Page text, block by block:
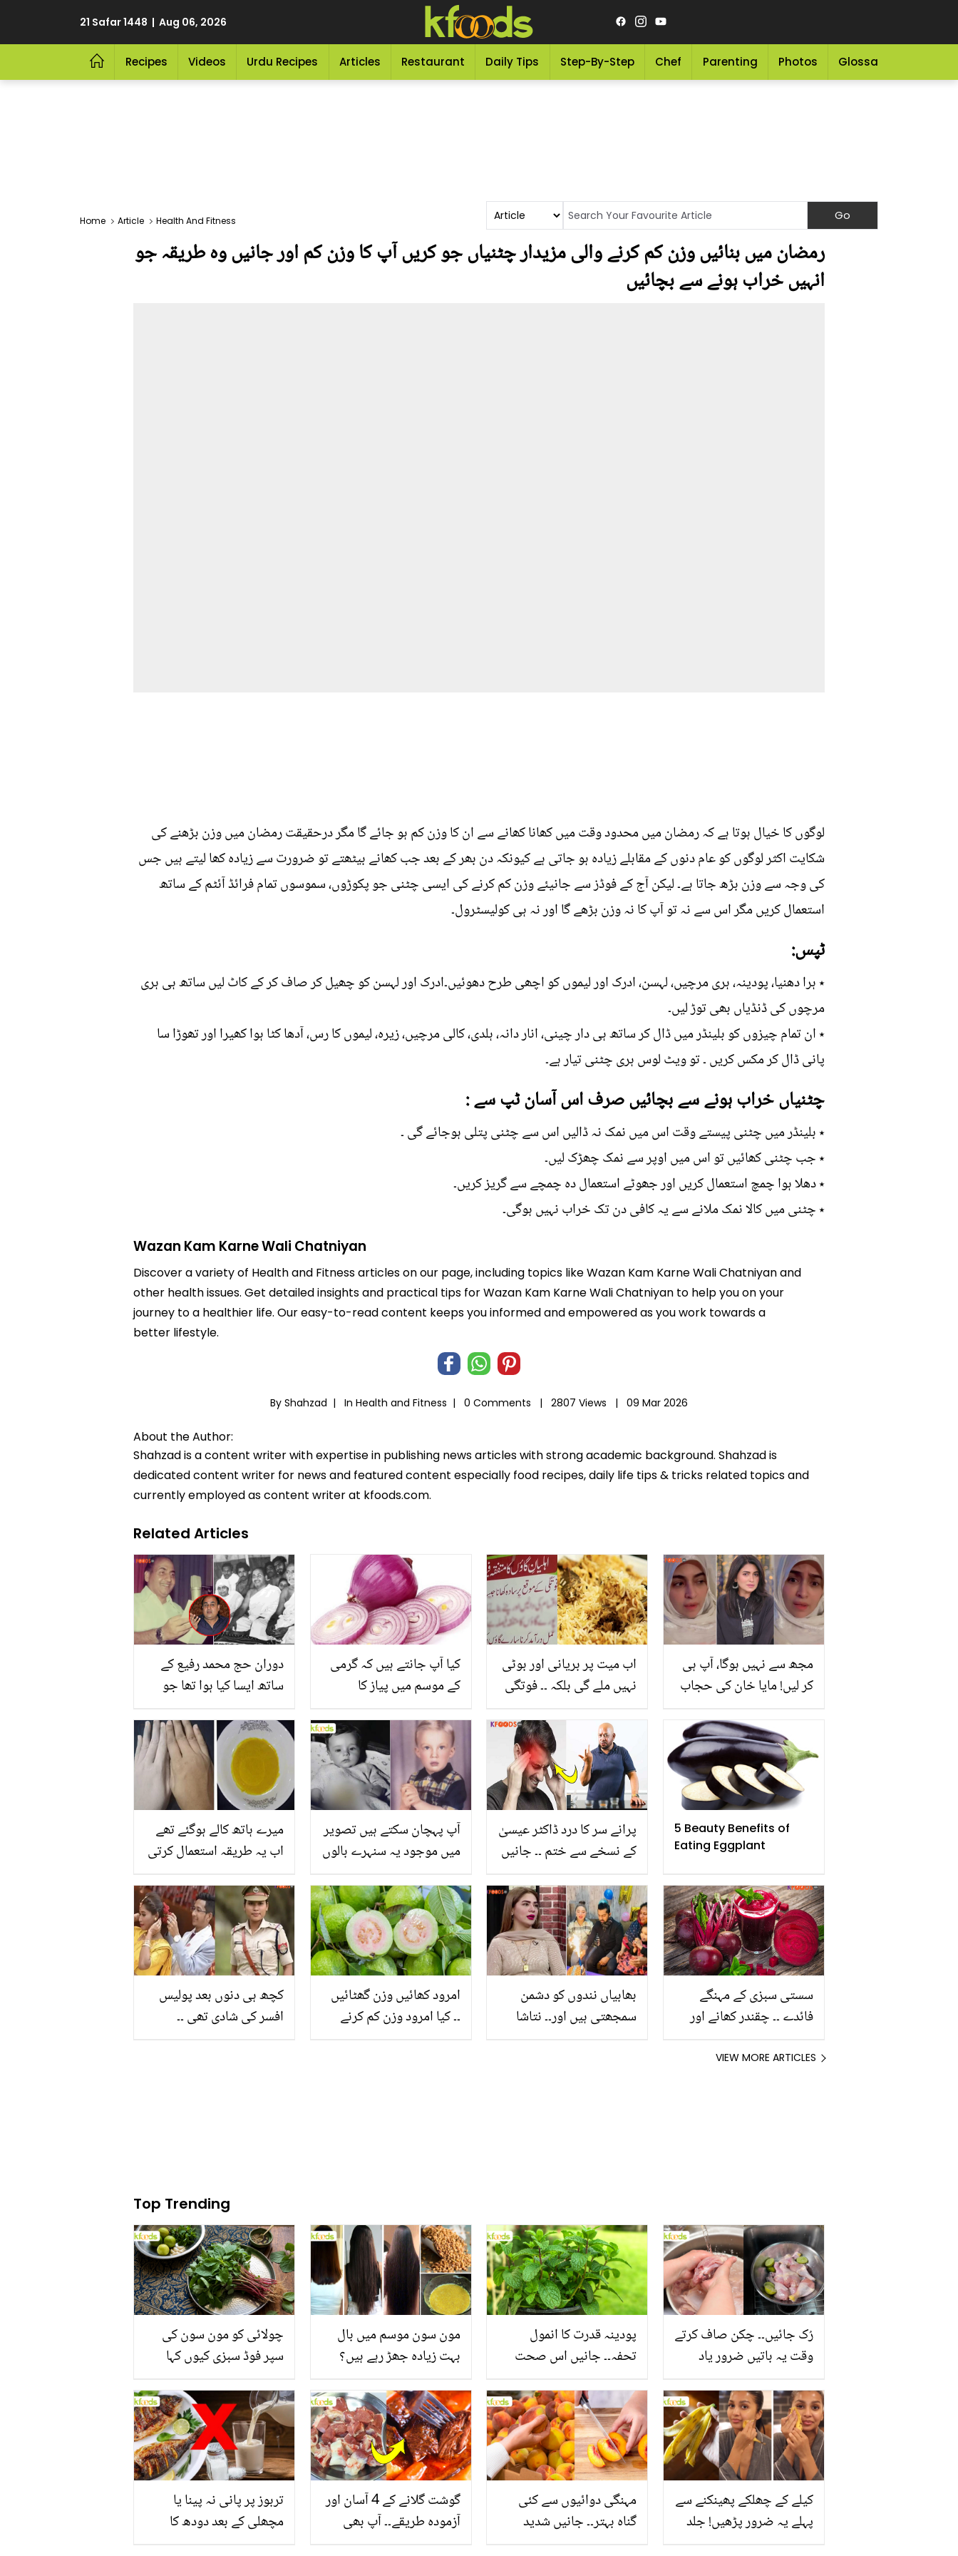
21 Safar 1448 | Aug 06, 2026
Recipes Videos Urdu Recipes Articles Restaurant Daily Tips Step-By-Step Chef Parenting Photos Glossary
Home Article Health And Fitness
رمضان میں بنائیں وزن کم کرنے والی مزیدار چٹنیاں جو کریں آپ کا وزن کم اور جانیں وہ طریقہ جو
انہیں خراب ہونے سے بچائیں
لوگوں کا خیال ہوتا ہے کہ رمضان میں محدود وقت میں کھانا کھانے سے ان کا وزن کم ہو جائے گا مگر درحقیقت رمضان میں وزن بڑھنے کی
شکایت اکثر لوگوں کو عام دنوں کے مقابلے زیادہ ہو جاتی ہے کیونکہ دن بھر کے بعد جب کھانے بیٹھتے تو ضرورت سے زیادہ کھا لیتے ہیں جس
کی وجہ سے وزن بڑھ جاتا ہے۔ لیکن آج کے فوڈز سے جانیئے وزن کم کرنے کی ایسی چٹنی جو پکوڑوں، سموسوں تمام فرائڈ آئٹم کے ساتھ
استعمال کریں مگر اس سے نہ تو آپ کا نہ وزن بڑھے گا اور نہ ہی کولیسٹرول۔
ٹپس:
٭ ہرا دھنیا، پودینہ، ہری مرچیں، لہسن، ادرک اور لیموں کو اچھی طرح دھوئیں۔ادرک اور لہسن کو چھیل کر صاف کر کے کاٹ لیں ساتھ ہی ہری
مرچوں کی ڈنڈیاں بھی توڑ لیں۔
٭ ان تمام چیزوں کو بلینڈر میں ڈال کر ساتھ ہی دار چینی، انار دانہ، ہلدی، کالی مرچیں، زیرہ، لیموں کا رس، آدھا کٹا ہوا کھیرا اور تھوڑا سا
پانی ڈال کر مکس کریں ۔ تو ویٹ لوس ہری چٹنی تیار ہے۔
چٹنیاں خراب ہونے سے بچائیں صرف اس آسان ٹپ سے :
٭ بلینڈر میں چٹنی پیستے وقت اس میں نمک نہ ڈالیں اس سے چٹنی پتلی ہوجائے گی ۔
٭ جب چٹنی کھائیں تو اس میں اوپر سے نمک چھڑک لیں۔
٭ دھلا ہوا چمچ استعمال کریں اور جھوٹے استعمال دہ چمچے سے گریز کریں۔
٭ چٹنی میں کالا نمک ملانے سے یہ کافی دن تک خراب نہیں ہوگی۔
Wazan Kam Karne Wali Chatniyan
Discover a variety of Health and Fitness articles on our page, including topics like Wazan Kam Karne Wali Chatniyan and
other health issues. Get detailed insights and practical tips for Wazan Kam Karne Wali Chatniyan to help you on your
journey to a healthier life. Our easy-to-read content keeps you informed and empowered as you work towards a
better lifestyle.
By Shahzad | In Health and Fitness | 0 Comments | 2807 Views | 09 Mar 2026
About the Author:
Shahzad is a content writer with expertise in publishing news articles with strong academic background. Shahzad is
dedicated content writer for news and featured content especially food recipes, daily life tips & tricks related topics and
currently employed as content writer at kfoods.com.
Related Articles
دوران حج محمد رفیع کے
ساتھ ایسا کیا ہوا تھا جو
برسوں بعد بیٹے کا انکشاف
کیا آپ جانتے ہیں کہ گرمی
کے موسم میں پیاز کا
جانیں موسم گرما میں پیاز
کھانے کے حیرت انگیز فوائد
اب میت پر بریانی اور بوٹی
نہیں ملے گی بلکہ ۔۔ فوتگی
چھوٹے سے گاؤں کا فیصلہ
پورے ملک کیلئے مثال
مجھ سے نہیں ہوگا، آپ ہی
کر لیں! مایا خان کی حجاب
مشورے دیتی ویڈیو وائرل،
دیکھیں
میرے ہاتھ کالے ہوگئے تھے
اب یہ طریقہ استعمال کرتی
گورا کرنے کا آسان طریقہ
آزمائیں اور کریں اپنا رنگ
جلد ہی صاف
آپ پہچان سکتے ہیں تصویر
میں موجود یہ سنہرے بالوں
دنیا کا طاقتور ترین انسان
ہے
پرانے سر کا درد ڈاکٹر عیسیٰ
کے نسخے سے ختم ۔۔ جانیں
کرنے کا وہ طریقہ، جو فوری
اثر دکھائے
5 Beauty Benefits of
Eating Eggplant
کچھ ہی دنوں بعد پولیس
افسر کی شادی تھی ۔۔
امرود کھائیں وزن گھٹائیں
۔۔ کیا امرود وزن کم کرنے
بھابیاں نندوں کو دشمن
سمجھتی ہیں اور۔۔ نتاشا
سستی سبزی کے مہنگے
فائدے ۔۔ چقندر کھانے اور
سی بیماری سے بچا جاسکتا
VIEW MORE ARTICLES
Top Trending
چولائی کو مون سون کی
سپر فوڈ سبزی کیوں کہا
منرلز اور اینٹی آکسیڈنٹس
سے بھرپور اس سبزی کے
فائدے
مون سون موسم میں بال
بہت زیادہ جھڑ رہے ہیں؟
بنانے کے چند قدرتی طریقے
پودینہ قدرت کا انمول
تحفہ۔۔ جانیں اس صحت
انگیز طبی فوائد
رُک جائیں۔۔ چکن صاف کرتے
وقت یہ باتیں ضرور یاد
تربوز پر پانی نہ پینا یا
مچھلی کے بعد دودھ کا
گوشت گلانے کے 4 آسان اور
آزمودہ طریقے۔۔ آپ بھی
مہنگی دوائیوں سے کئی
گناہ بہتر۔۔ جانیں شدید
کیلے کے چھلکے پھینکنے سے
پہلے یہ ضرور پڑھیں! جلد